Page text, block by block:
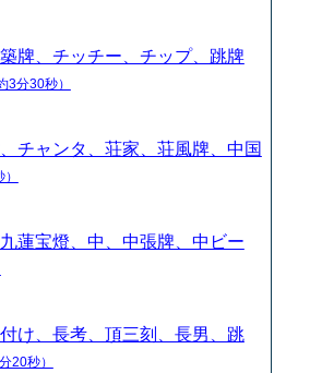
牌、チッチー、チップ、跳牌
3分30秒）
チャンタ、荘家、荘風牌、中国
蓮宝燈、中、中張牌、中ビー
け、長考、頂三刻、長男、跳
20秒）